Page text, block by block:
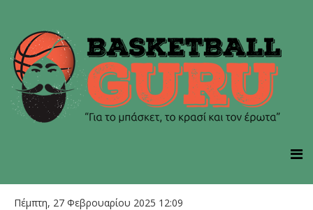
Πέμπτη, 27 Φεβρουαρίου 2025 12:09